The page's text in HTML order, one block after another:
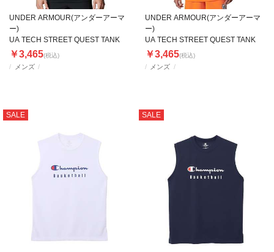
メンズ
UNDER ARMOUR(アンダーアーマ
ー)
UA TECH STREET QUEST TANK
￥3,465(税込)
メンズ
UNDER ARMOUR(アンダーアーマ
ー)
UA TECH STREET QUEST TANK
￥3,465(税込)
SALE SALE